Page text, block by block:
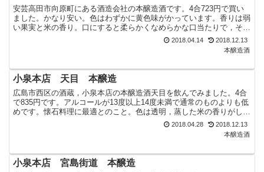
安芸高田市向原町にある酒造会社の本醸造酒です。4合723円で買い
ました。かなり安い。色はわずかに黄色味がかっています。香りは弱
い果実と米の香り。口にすると柔らかくなめらかな口当たりで，そこ
から甘みが広がる感じです。甘みがややあとまで残り気味...
2018.04.14
2018.12.13
本醸造酒
小泉本店 天目 本醸造
広島市西区の酒蔵，小泉本店の本醸造酒天目を飲んでみました。4合
で835円です。アルコールが13度以上14度未満で通常のものよりも低
めです。懐石料理に最適とのこと。色は透明，蒸した米の香りがしま
す。口に含むと酸味をともなう旨味が強く広がります...
2018.04.28
2018.12.13
本醸造酒
小泉本店 宮島街道 本醸造